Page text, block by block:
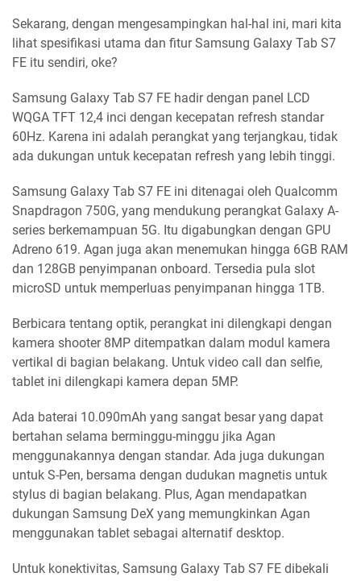
Sekarang, dengan mengesampingkan hal-hal ini, mari kita
lihat spesifikasi utama dan fitur Samsung Galaxy Tab S7
FE itu sendiri, oke?
Samsung Galaxy Tab S7 FE hadir dengan panel LCD
WQGA TFT 12,4 inci dengan kecepatan refresh standar
60Hz. Karena ini adalah perangkat yang terjangkau, tidak
ada dukungan untuk kecepatan refresh yang lebih tinggi.
Samsung Galaxy Tab S7 FE ini ditenagai oleh Qualcomm
Snapdragon 750G, yang mendukung perangkat Galaxy A-
series berkemampuan 5G. Itu digabungkan dengan GPU
Adreno 619. Agan juga akan menemukan hingga 6GB RAM
dan 128GB penyimpanan onboard. Tersedia pula slot
microSD untuk memperluas penyimpanan hingga 1TB.
Berbicara tentang optik, perangkat ini dilengkapi dengan
kamera shooter 8MP ditempatkan dalam modul kamera
vertikal di bagian belakang. Untuk video call dan selfie,
tablet ini dilengkapi kamera depan 5MP.
Ada baterai 10.090mAh yang sangat besar yang dapat
bertahan selama berminggu-minggu jika Agan
menggunakannya dengan standar. Ada juga dukungan
untuk S-Pen, bersama dengan dudukan magnetis untuk
stylus di bagian belakang. Plus, Agan mendapatkan
dukungan Samsung DeX yang memungkinkan Agan
menggunakan tablet sebagai alternatif desktop.
Untuk konektivitas, Samsung Galaxy Tab S7 FE dibekali